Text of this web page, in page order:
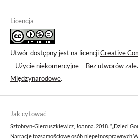
Licencja
Utwór dostępny jest na licencjiCreative
– Użycie niekomercyjne – Bez utworów
Międzynarodowe.
Jak cytować
Sztobryn-Giercuszkiewicz, Joanna. 2018. “„Dzieci
Narracje tożsamościowe osób niepełnosprawnych